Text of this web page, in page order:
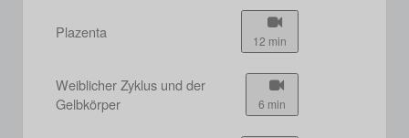
Plazenta 12 min
Weiblicher Zyklus und der
Gelbkörper
6 min